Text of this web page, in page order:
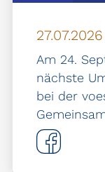
27.07.2026
Am 24.
nächste
bei der